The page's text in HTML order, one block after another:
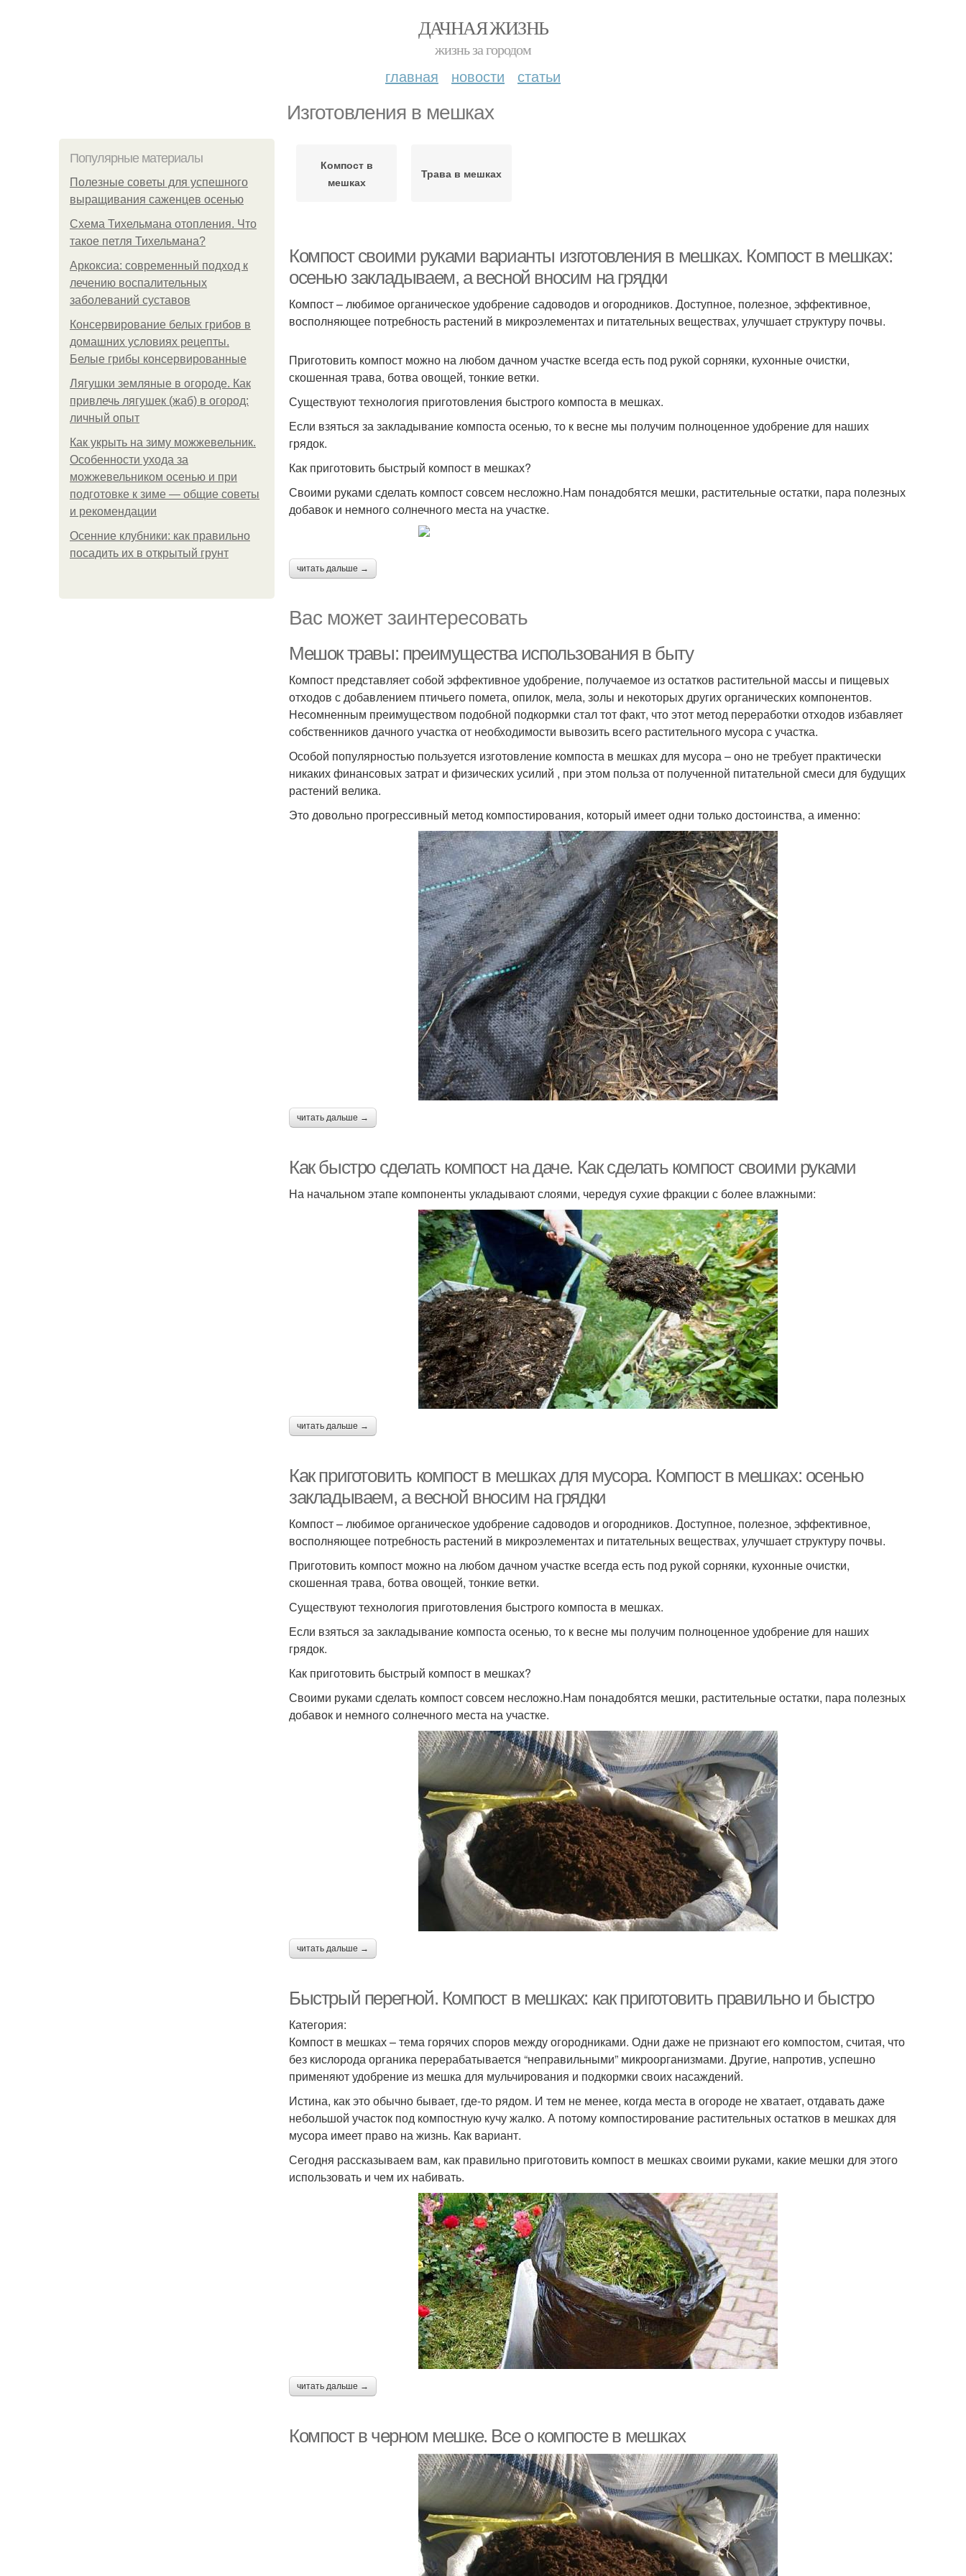
ДАЧНАЯ ЖИЗНЬ
жизнь за городом
главная новости статьи
Изготовления в мешках
Популярные материалы
Полезные советы для успешного
выращивания саженцев осенью
Схема Тихельмана отопления. Что
такое петля Тихельмана?
Аркоксиа: современный подход к
лечению воспалительных
заболеваний суставов
Консервирование белых грибов в
домашних условиях рецепты.
Белые грибы консервированные
Лягушки земляные в огороде. Как
привлечь лягушек (жаб) в огород:
личный опыт
Как укрыть на зиму можжевельник.
Особенности ухода за
можжевельником осенью и при
подготовке к зиме — общие советы
и рекомендации
Осенние клубники: как правильно
посадить их в открытый грунт
Компост в
мешках
Трава в мешках
Компост своими руками варианты изготовления в мешках. Компост в мешках:
осенью закладываем, а весной вносим на грядки
Компост – любимое органическое удобрение садоводов и огородников. Доступное, полезное, эффективное,
восполняющее потребность растений в микроэлементах и питательных веществах, улучшает структуру почвы.
Приготовить компост можно на любом дачном участке всегда есть под рукой сорняки, кухонные очистки,
скошенная трава, ботва овощей, тонкие ветки.
Существуют технология приготовления быстрого компоста в мешках.
Если взяться за закладывание компоста осенью, то к весне мы получим полноценное удобрение для наших
грядок.
Как приготовить быстрый компост в мешках?
Своими руками сделать компост совсем несложно.Нам понадобятся мешки, растительные остатки, пара полезных
добавок и немного солнечного места на участке.
читать дальше →
Вас может заинтересовать
Мешок травы: преимущества использования в быту
Компост представляет собой эффективное удобрение, получаемое из остатков растительной массы и пищевых
отходов с добавлением птичьего помета, опилок, мела, золы и некоторых других органических компонентов.
Несомненным преимуществом подобной подкормки стал тот факт, что этот метод переработки отходов избавляет
собственников дачного участка от необходимости вывозить всего растительного мусора с участка.
Особой популярностью пользуется изготовление компоста в мешках для мусора – оно не требует практически
никаких финансовых затрат и физических усилий , при этом польза от полученной питательной смеси для будущих
растений велика.
Это довольно прогрессивный метод компостирования, который имеет одни только достоинства, а именно:
читать дальше →
Как быстро сделать компост на даче. Как сделать компост своими руками
На начальном этапе компоненты укладывают слоями, чередуя сухие фракции с более влажными:
читать дальше →
Как приготовить компост в мешках для мусора. Компост в мешках: осенью
закладываем, а весной вносим на грядки
Компост – любимое органическое удобрение садоводов и огородников. Доступное, полезное, эффективное,
восполняющее потребность растений в микроэлементах и питательных веществах, улучшает структуру почвы.
Приготовить компост можно на любом дачном участке всегда есть под рукой сорняки, кухонные очистки,
скошенная трава, ботва овощей, тонкие ветки.
Существуют технология приготовления быстрого компоста в мешках.
Если взяться за закладывание компоста осенью, то к весне мы получим полноценное удобрение для наших
грядок.
Как приготовить быстрый компост в мешках?
Своими руками сделать компост совсем несложно.Нам понадобятся мешки, растительные остатки, пара полезных
добавок и немного солнечного места на участке.
читать дальше →
Быстрый перегной. Компост в мешках: как приготовить правильно и быстро
Категория:
Компост в мешках – тема горячих споров между огородниками. Одни даже не признают его компостом, считая, что
без кислорода органика перерабатывается “неправильными” микроорганизмами. Другие, напротив, успешно
применяют удобрение из мешка для мульчирования и подкормки своих насаждений.
Истина, как это обычно бывает, где-то рядом. И тем не менее, когда места в огороде не хватает, отдавать даже
небольшой участок под компостную кучу жалко. А потому компостирование растительных остатков в мешках для
мусора имеет право на жизнь. Как вариант.
Сегодня рассказываем вам, как правильно приготовить компост в мешках своими руками, какие мешки для этого
использовать и чем их набивать.
читать дальше →
Компост в черном мешке. Все о компосте в мешках